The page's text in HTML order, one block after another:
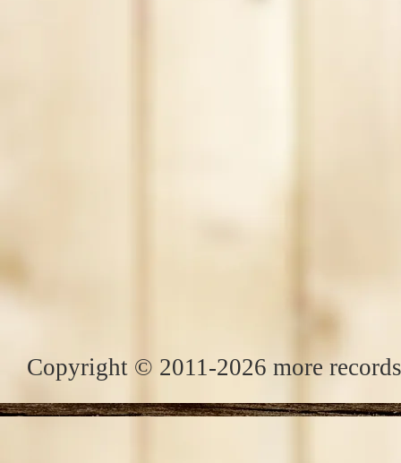
Copyright © 2011-2026 more